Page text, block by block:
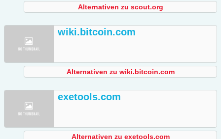
Alternativen zu scout.org
wiki.bitcoin.com
Alternativen zu wiki.bitcoin.com
exetools.com
Alternativen zu exetools.com